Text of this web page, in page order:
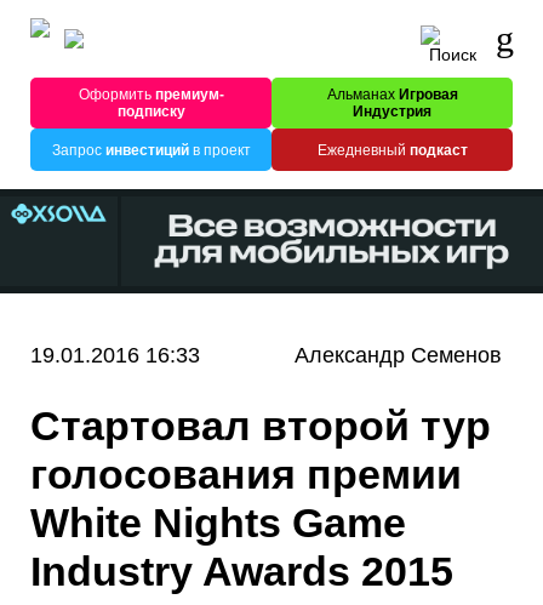
Оформитьпремиум-
подписку
Альманах Игровая
Индустрия
Запрос инвестицийв проект Ежедневный подкаст
19.01.2016 16:33 Александр Семенов
Стартовал второй тур
голосования премии
White Nights Game
Industry Awards 2015